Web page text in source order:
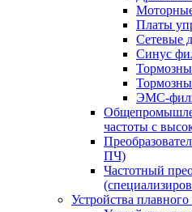
Платы
Сетевые
Синус
ЭМС-
частоты с
ПЧ)
Частотный
Устройства плавного